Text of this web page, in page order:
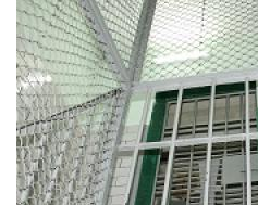
ребенка
пришлось
выбивать
из
минздрава
через
суд